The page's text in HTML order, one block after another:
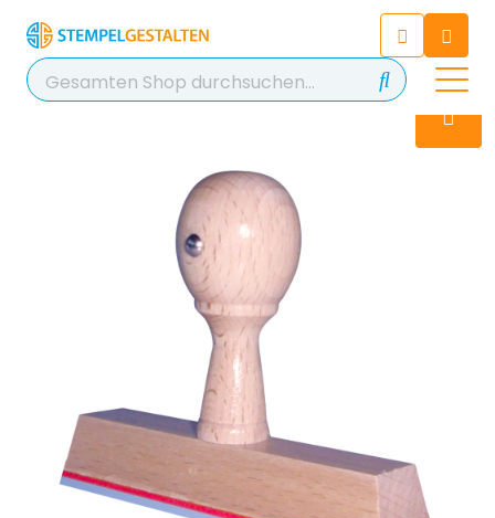
Chatten Sie 24/7 mit unserem
hilfreichen Chatbot
Kontakt
+49 2038 0480 403